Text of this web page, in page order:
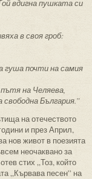
вдигна пушката си
в своя гроб:
гуша почти на самия
на Челяева,
България.”
на отечеството
и през Април,
нов живот в поезията
неочаквано за
стих „Тоз, който
„Кървава песен” на